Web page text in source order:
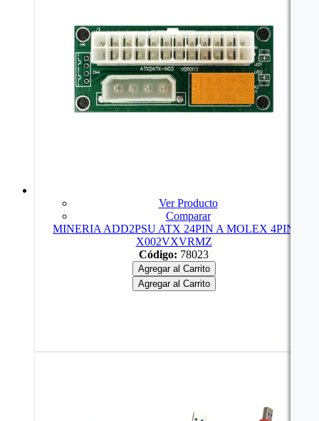
Ver Producto
Comparar
MINERIA ADD2PSU ATX 24PIN A MOLEX 4PIN
X002VXVRMZ
Código: 78023
Agregar al Carrito
Agregar al Carrito